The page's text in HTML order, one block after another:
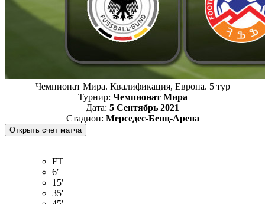
Чемпионат Мира. Квалификация, Европа. 5 тур
Турнир: Чемпионат Мира
Дата: 5 Сентябрь 2021
Стадион: Мерседес-Бенц-Арена
FT
6′
15′
35′